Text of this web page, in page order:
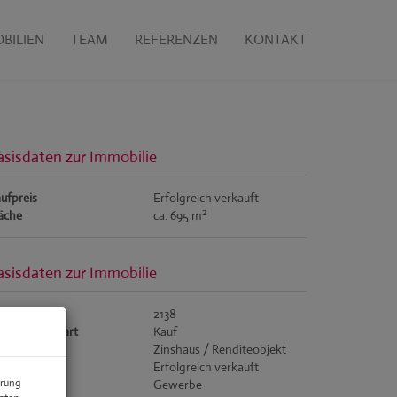
TEAM REFERENZEN KONTAKT
zur Immobilie
Erfolgreich verkauft
ca. 695 m2
zur Immobilie
2138
Kauf
Zinshaus / Renditeobjekt
Erfolgreich verkauft
Gewerbe